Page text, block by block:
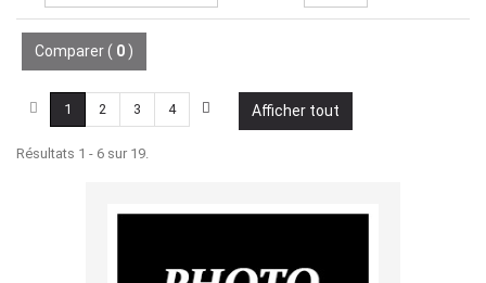
Comparer ( 0 )
Afficher tout
1 2 3 4
Résultats 1 - 6 sur 19.